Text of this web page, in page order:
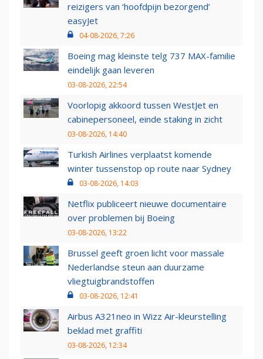
reizigers van ‘hoofdpijn bezorgend’
easyJet
04-08-2026, 7:26
Boeing mag kleinste telg 737 MAX-familie
eindelijk gaan leveren
03-08-2026, 22:54
Voorlopig akkoord tussen WestJet en
cabinepersoneel, einde staking in zicht
03-08-2026, 14:40
Turkish Airlines verplaatst komende
winter tussenstop op route naar Sydney
03-08-2026, 14:03
Netflix publiceert nieuwe documentaire
over problemen bij Boeing
03-08-2026, 13:22
Brussel geeft groen licht voor massale
Nederlandse steun aan duurzame
vliegtuigbrandstoffen
03-08-2026, 12:41
Airbus A321neo in Wizz Air-kleurstelling
beklad met graffiti
03-08-2026, 12:34